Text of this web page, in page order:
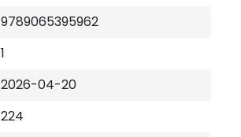
9789065395962
1
2026-04-20
224